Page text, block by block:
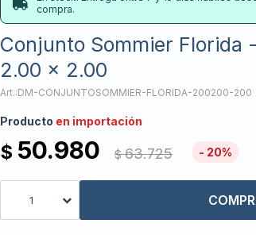
compra.
Conjunto Sommier Florida
2.00 x 2.00
DM-CONJUNTOSOMMIER-FLORIDA-200200-200
Producto en importación
$ 50.980 $ 63.725 20
1